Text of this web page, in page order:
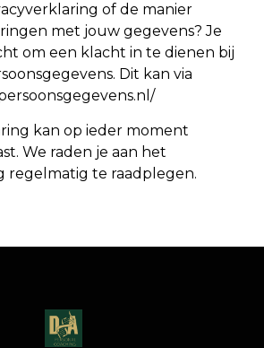
of de manier
met jouw gegevens? Je
om een klacht in te dienen bij
Dit kan via
kan op ieder moment
We raden je aan het
regelmatig te raadplegen.